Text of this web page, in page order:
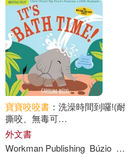
寶寶咬咬書 ：洗澡時間到囉!(耐
撕咬、無毒可
洗)Indestructibles: Let’s Take a
Bath!
外文書
Workman Publishing Búzio